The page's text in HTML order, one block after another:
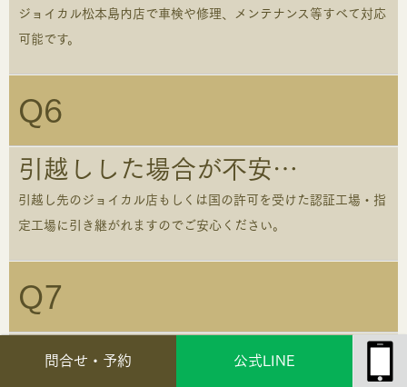
問合せ・予約 公式LINE
ジョイカル松本島内店で車検や修理、メンテナンス等すべて対応
可能です。
Q6
引越しした場合が不安…
引越し先のジョイカル店もしくは国の許可を受けた認証工場・指
定工場に引き継がれますのでご安心ください。
Q7
ボーナスなしでも大丈夫ですか?
大丈夫です。月々均等にてお支払いができます。詳しくはジョイ